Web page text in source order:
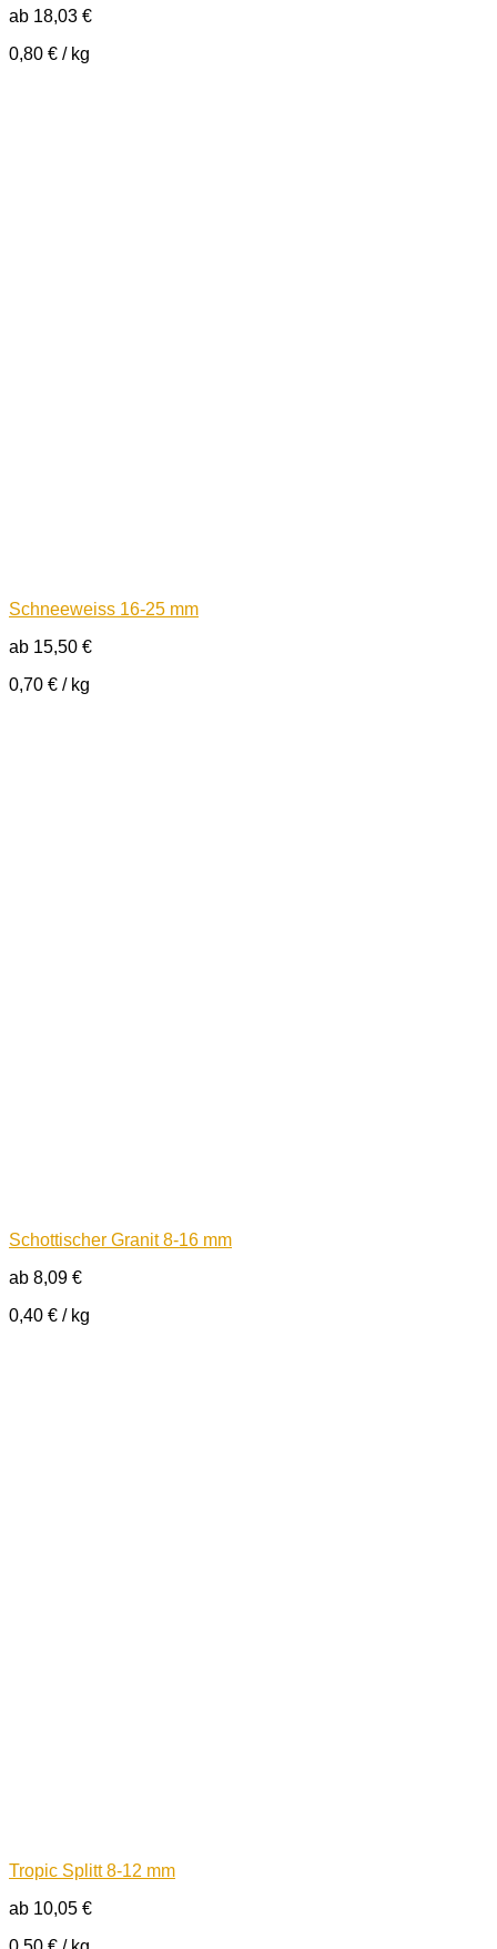
ab 18,03 €
0,80 € / kg
Schneeweiss 16-25 mm
ab 15,50 €
0,70 € / kg
Schottischer Granit 8-16 mm
ab 8,09 €
0,40 € / kg
Tropic Splitt 8-12 mm
ab 10,05 €